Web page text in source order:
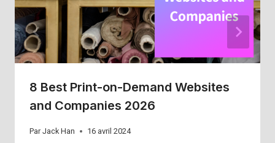
8 Best Print-on-Demand Websites
and Companies 2026
Par Jack Han 16 avril 2024